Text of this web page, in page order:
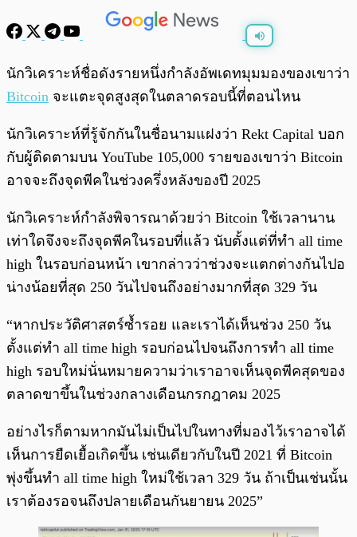
พร้อมเล่น
นักวิเคราะห์ชื่อดังรายหนึ่งกำลังอัพเดทมุมมองของเขาว่า
Bitcoin จะแตะจุดสูงสุดในตลาดรอบนี้ที่ตอนไหน
นักวิเคราะห์ที่รู้จักกันในชื่อนามแฝงว่า Rekt Capital บอก
กับผู้ติดตามบน YouTube 105,000 รายของเขาว่า Bitcoin
อาจจะถึงจุดพีคในช่วงครึ่งหลังของปี 2025
นักวิเคราะห์กำลังพิจารณาด้วยว่า Bitcoin ใช้เวลานาน
เท่าใดจึงจะถึงจุดพีคในรอบที่แล้ว นับตั้งแต่ที่ทำ all time
high ในรอบก่อนหน้า เขากล่าวว่าช่วงจะแตกต่างกันไปอ
น่างน้อยที่สุด 250 วันไปจนถึงอย่างมากที่สุด 329 วัน
“หากประวัติศาสตร์ซ้ำรอย และเราได้เห็นช่วง 250 วัน
ตั้งแต่ทำ all time high รอบก่อนไปจนถึงการทำ all time
high รอบใหม่นั่นหมายความว่าเราอาจเห็นจุดพีคสุดของ
ตลาดขาขึ้นในช่วงกลางเดือนกรกฎาคม 2025
อย่างไรก็ตามหากมันไม่เป็นไปในทางที่มองไว้เราอาจได้
เห็นการยืดเยื้อเกิดขึ้น เช่นเดียวกับในปี 2021 ที่ Bitcoin
พุ่งขึ้นทำ all time high ใหม่ใช้เวลา 329 วัน ถ้าเป็นเช่นนั้น
เราต้องรอจนถึงปลายเดือนกันยายน 2025”